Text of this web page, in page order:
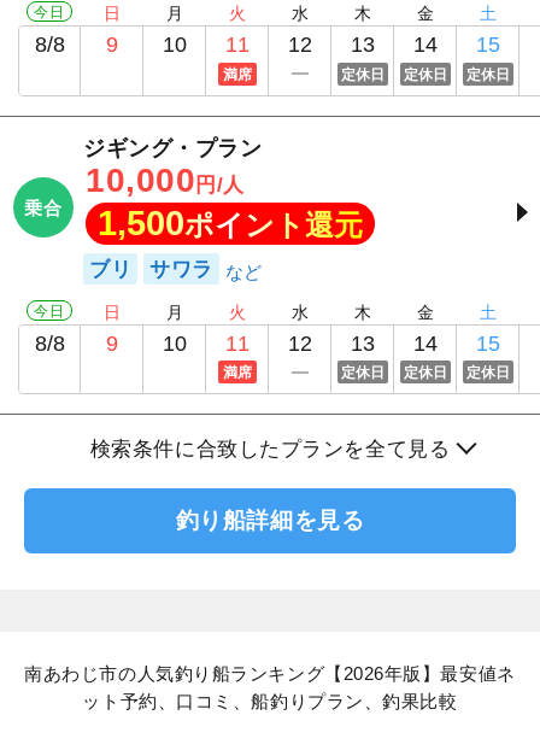
今日
8/8
日
9
月
10
火
11
満席
水
12
木
13
定休日
金
14
定休日
土
15
定休日
乗合
ジギング・プラン
10,000 円/人
1,500ポイント還元
ブリ サワラ
今日
8/8
日
9
月
10
火
11
満席
水
12
木
13
定休日
金
14
定休日
土
15
定休日
検索条件に合致したプランを全て見る
釣り船詳細を見る
南あわじ市の人気釣り船ランキング【2026年版】最安値ネ
ット予約、口コミ、船釣りプラン、釣果比較